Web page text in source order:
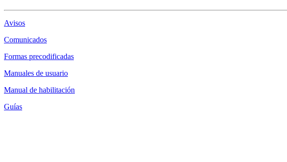
Avisos
Comunicados
Formas precodificadas
Manuales de usuario
Manual de habilitación
Guías